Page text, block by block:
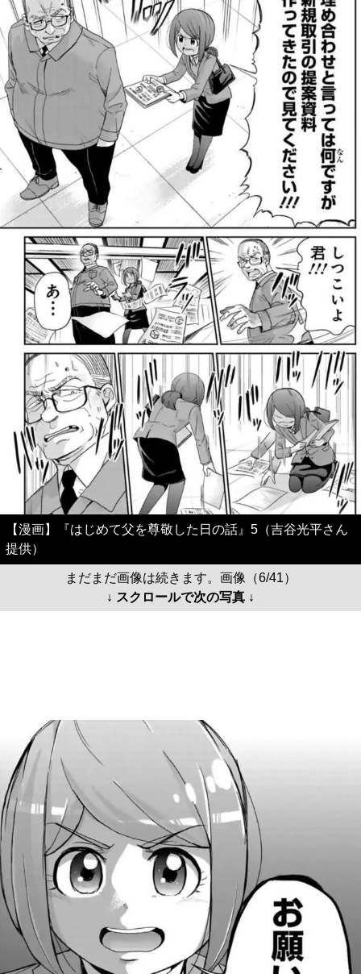
【漫画】『はじめて父を尊敬した日の話』5（吉谷光平さん
提供）
まだまだ画像は続きます。画像（6/41）
↓ スクロールで次の写真 ↓